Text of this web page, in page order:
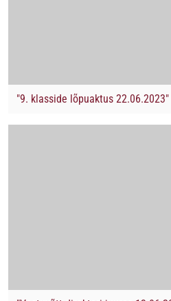
"9. klasside lõpuaktus 22.06.2023"